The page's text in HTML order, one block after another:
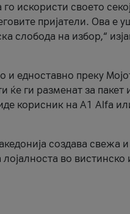
искористи своето
пријатели. Ова е
слобода на избор,“
и едноставно преку
ќе ги разменат за пакет
корисник на А1 Alfa
создава свежа
во вистинско